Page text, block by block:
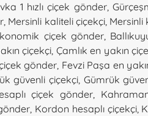
1 hızlı çiçek gönder,
, Mersinli kaliteli çiçekçi, Mersinli
çiçek gönder,
çiçekçi, Çamlık en yakın
gönder, Fevzi Paşa en
güvenli çiçekçi, Gümrük
çiçek gönder,
, Kordon hesaplı çiçekçi,